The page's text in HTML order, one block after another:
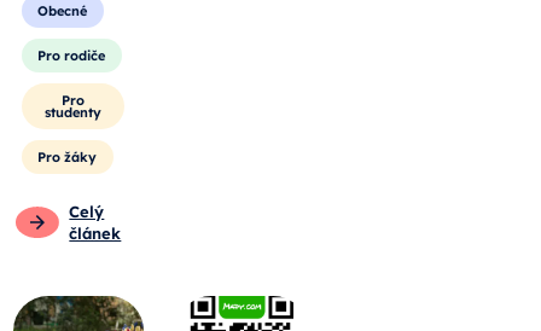
Obecné
Pro rodiče
Pro
studenty
Pro žáky
Celý
článek